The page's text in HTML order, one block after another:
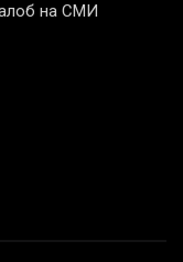
на СМИ